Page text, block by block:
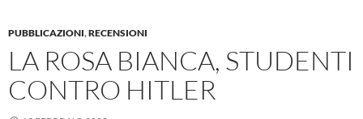
PUBBLICAZIONI,RECENSIONI
LA ROSA BIANCA, STUDENTI
CONTRO HITLER